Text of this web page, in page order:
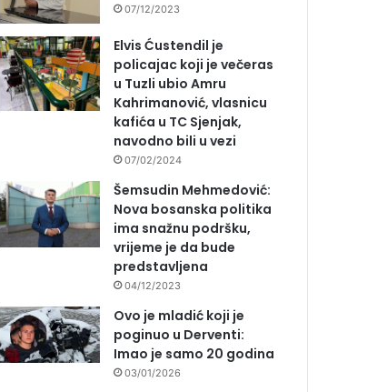
07/12/2023
Elvis Ćustendil je
policajac koji je večeras
u Tuzli ubio Amru
Kahrimanović, vlasnicu
kafića u TC Sjenjak,
navodno bili u vezi
07/02/2024
Šemsudin Mehmedović:
Nova bosanska politika
ima snažnu podršku,
vrijeme je da bude
predstavljena
04/12/2023
Ovo je mladić koji je
poginuo u Derventi:
Imao je samo 20 godina
03/01/2026